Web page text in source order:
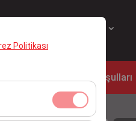
Politikası
Kiralama Koşulları